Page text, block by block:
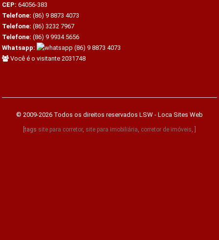
CEP: 64056-383
Telefone: (86) 9 8873 4073
Telefone: (86) 3232 7967
Telefone: (86) 9 9934 5656
Whatsapp:
(86) 9 8873 4073
Você é o visitante 2031748
© 2009-2026 Todos os direitos reservados LSW - Loca Sites Web
[tags site para corretor, site para imobiliária, corretor de imóveis, ]